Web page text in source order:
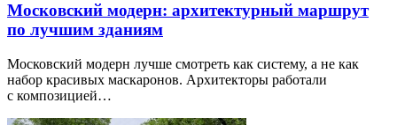
Московский модерн: архитектурный маршрут
по лучшим зданиям
Московский модерн лучше смотреть как систему, а не как
набор красивых маскаронов. Архитекторы работали
с композицией…